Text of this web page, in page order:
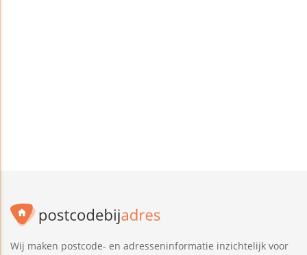
Wij maken postcode- en adresseninformatie inzichtelijk voor